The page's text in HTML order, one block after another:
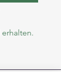
erhalten.